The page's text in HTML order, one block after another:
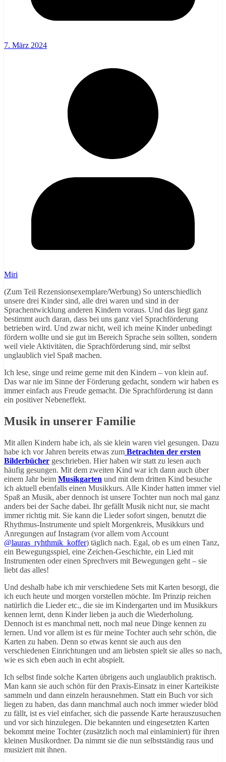
7. März 2024
Miri
(Zum Teil Rezensionsexemplare/Werbung) So unterschiedlich
unsere drei Kinder sind, alle drei waren und sind in der
Sprachentwicklung anderen Kindern voraus. Und das liegt ganz
bestimmt auch daran, dass bei uns ganz viel Sprachförderung
betrieben wird. Und zwar nicht, weil ich meine Kinder unbedingt
fördern wollte und sie gut im Bereich Sprache sein sollten, sondern
weil viele Aktivitäten, die Sprachförderung sind, mir selbst
unglaublich viel Spaß machen.
Ich lese, singe und reime gerne mit den Kindern – von klein auf.
Das war nie im Sinne der Förderung gedacht, sondern wir haben es
immer einfach aus Freude gemacht. Die Sprachförderung ist dann
ein positiver Nebeneffekt.
Musik in unserer Familie
Mit allen Kindern habe ich, als sie klein waren viel gesungen. Dazu
habe ich vor Jahren bereits etwas zum Betrachten der ersten
Bilderbücher geschrieben. Hier haben wir statt zu lesen auch
häufig gesungen. Mit dem zweiten Kind war ich dann auch über
einem Jahr beim Musikgarten und mit dem dritten Kind besuche
ich aktuell ebenfalls einen Musikkurs. Alle Kinder hatten immer viel
Spaß an Musik, aber dennoch ist unsere Tochter nun noch mal ganz
anders bei der Sache dabei. Ihr gefällt Musik nicht nur, sie macht
immer richtig mit. Sie kann die Lieder sofort singen, benutzt die
Rhythmus-Instrumente und spielt Morgenkreis, Musikkurs und
Anregungen auf Instagram (vor allem vom Account
@lauras_ryhthmik_koffer) täglich nach. Egal, ob es um einen Tanz,
ein Bewegungsspiel, eine Zeichen-Geschichte, ein Lied mit
Instrumenten oder einen Sprechvers mit Bewegungen geht – sie
liebt das alles!
Und deshalb habe ich mir verschiedene Sets mit Karten besorgt, die
ich euch heute und morgen vorstellen möchte. Im Prinzip reichen
natürlich die Lieder etc., die sie im Kindergarten und im Musikkurs
kennen lernt, denn Kinder lieben ja auch die Wiederholung.
Dennoch ist es manchmal nett, noch mal neue Dinge kennen zu
lernen. Und vor allem ist es für meine Tochter auch sehr schön, die
Karten zu haben. Denn so etwas kennt sie auch aus den
verschiedenen Einrichtungen und am liebsten spielt sie alles so nach,
wie es sich eben auch in echt abspielt.
Ich selbst finde solche Karten übrigens auch unglaublich praktisch.
Man kann sie auch schön für den Praxis-Einsatz in einer Karteikiste
sammeln und dann einzeln herausnehmen. Statt ein Buch vor sich
liegen zu haben, das dann manchmal auch noch immer wieder blöd
zu fällt, ist es viel einfacher, sich die passende Karte herauszusuchen
und vor sich hinzulegen. Die bekannten und eingesetzten Karten
bekommt meine Tochter (zusätzlich noch mal einlaminiert) für ihren
kleinen Musikordner. Da nimmt sie die nun selbstständig raus und
musiziert mit ihnen.